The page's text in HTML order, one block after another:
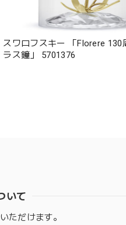
スワロフスキー 「Florere 130
ラス鐘」 5701376
いて
ただけます。